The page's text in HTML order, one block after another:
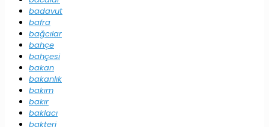
badavut
bafra
bağcılar
bahçe
bahçesi
bakan
bakanlık
bakım
bakır
baklacı
bakteri